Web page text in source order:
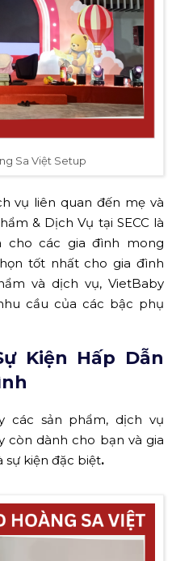
Sa Việt Setup
vụ liên quan đến mẹ và
& Dịch Vụ tại SECC là
cho các gia đình mong
tốt nhất cho gia đình
và dịch vụ, VietBaby
cầu của các bậc phụ
Kiện Hấp Dẫn
các sản phẩm, dịch vụ
còn dành cho bạn và gia
sự kiện đặc biệt.